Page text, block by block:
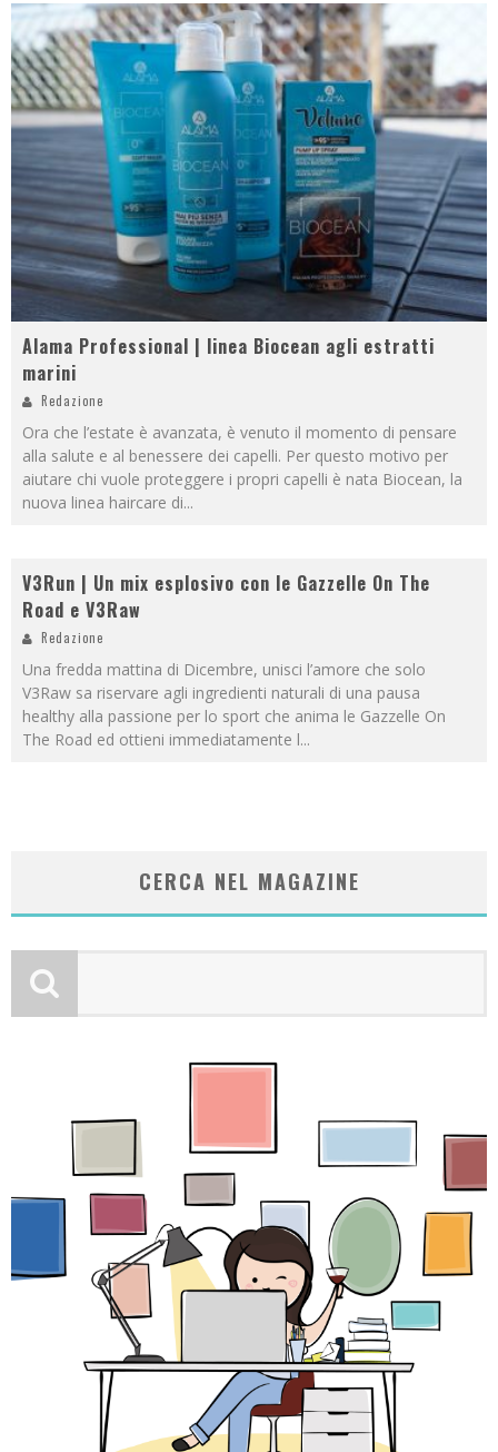
Alama Professional | linea Biocean agli estratti
marini
Redazione
Ora che l’estate è avanzata, è venuto il momento di pensare
alla salute e al benessere dei capelli. Per questo motivo per
aiutare chi vuole proteggere i propri capelli è nata Biocean, la
nuova linea haircare di...
V3Run | Un mix esplosivo con le Gazzelle On The
Road e V3Raw
Redazione
Una fredda mattina di Dicembre, unisci l’amore che solo
V3Raw sa riservare agli ingredienti naturali di una pausa
healthy alla passione per lo sport che anima le Gazzelle On
The Road ed ottieni immediatamente l...
CERCA NEL MAGAZINE